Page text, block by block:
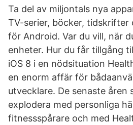
Ta del av miljontals nya
TV-serier, böcker, tidskrifter
för Android. Var du vill, när
enheter. Hur du får tillgång
iOS 8 i en nödsituation
en enorm affär för
utvecklare. De senaste åren
explodera med personliga
fitnessspårare och med